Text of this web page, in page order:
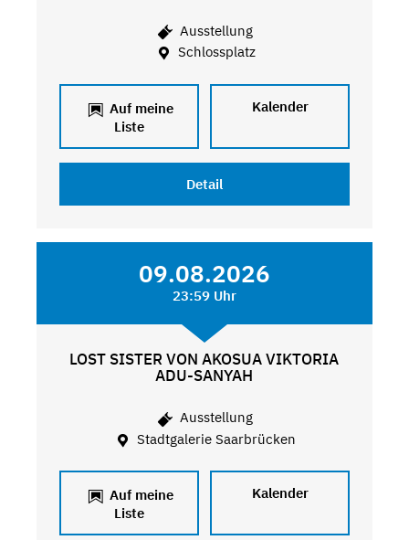
Ausstellung
Schlossplatz
Auf meine
Liste
Kalender
Detail
09.08.2026
23:59 Uhr
LOST SISTER VON AKOSUA VIKTORIA
ADU-SANYAH
Ausstellung
Stadtgalerie Saarbrücken
Auf meine
Liste
Kalender